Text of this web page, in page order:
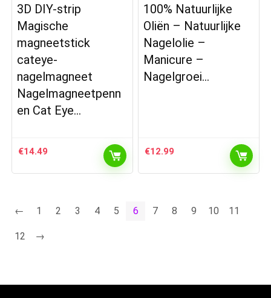
3D DIY-strip
Magische
magneetstick
cateye-
nagelmagneet
Nagelmagneetpenn
en Cat Eye…
€14.49
100% Natuurlijke
Oliën – Natuurlijke
Nagelolie –
Manicure –
Nagelgroei…
€12.99
← 1 2 3 4 5 6 7 8 9 10 11
12 →